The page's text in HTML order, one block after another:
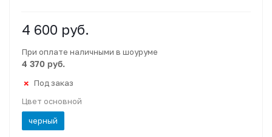
4 600 руб.
При оплате наличными в шоуруме
4 370 руб.
Под заказ
Цвет основной
черный